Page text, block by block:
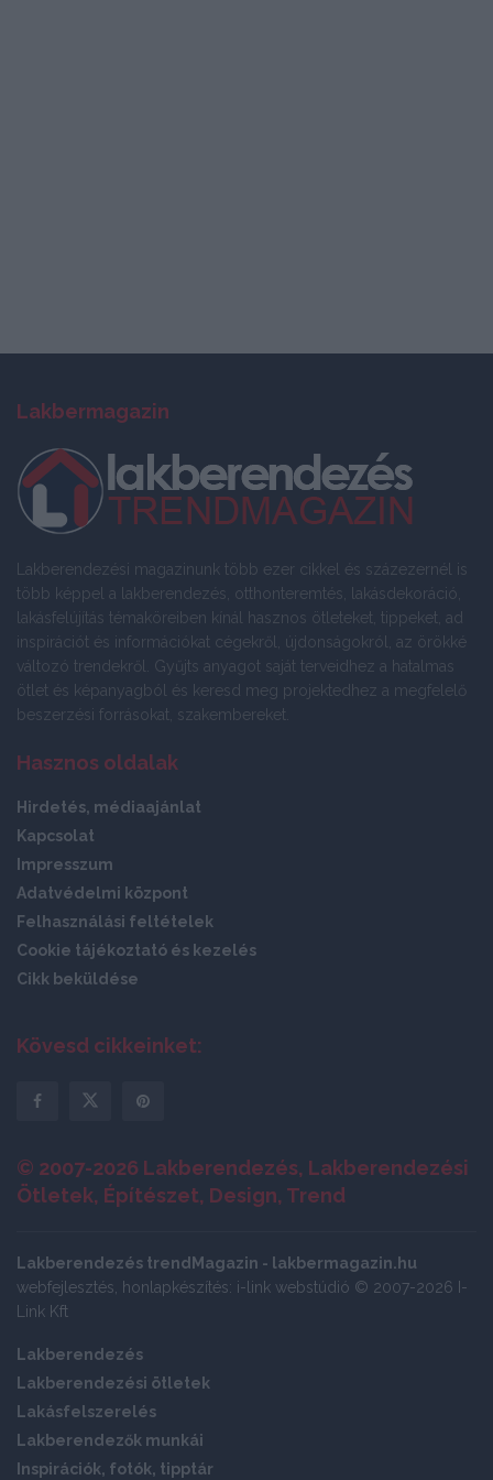
Lakbermagazin
Lakberendezési magazinunk több ezer cikkel és százezernél is
több képpel a lakberendezés, otthonteremtés, lakásdekoráció,
lakásfelújítás témaköreiben kínál hasznos ötleteket, tippeket, ad
inspirációt és információkat cégekről, újdonságokról, az örökké
változó trendekről. Gyűjts anyagot saját terveidhez a hatalmas
ötlet és képanyagból és keresd meg projektedhez a megfelelő
beszerzési forrásokat, szakembereket.
Hasznos oldalak
Hirdetés, médiaajánlat
Kapcsolat
Impresszum
Adatvédelmi központ
Felhasználási feltételek
Cookie tájékoztató és kezelés
Cikk beküldése
Kövesd cikkeinket:
© 2007-2026 Lakberendezés, Lakberendezési
Ötletek, Építészet, Design, Trend
Lakberendezés trendMagazin - lakbermagazin.hu
webfejlesztés, honlapkészítés: i-link webstúdió © 2007-2026 I-
Link Kft
Lakberendezés
Lakberendezési ötletek
Lakásfelszerelés
Lakberendezők munkái
Inspirációk, fotók, tipptár